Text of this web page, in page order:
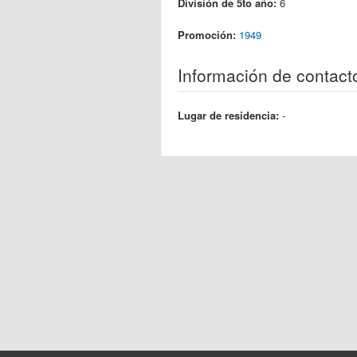
Promoción: 1949
Información de
Lugar de residencia: -